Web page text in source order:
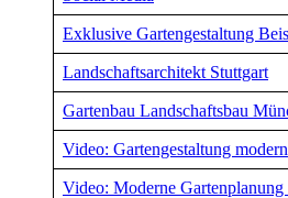
Exklusive Gartengestaltung
Landschaftsarchitekt Stuttgart
Gartenbau Landschaftsbau
Video: Gartengestaltung modern
Video: Moderne